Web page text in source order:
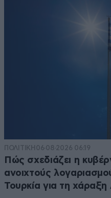
ΠΟΛΙΤΙΚΗ 06·08·2026 06:19
Πώς σχεδιάζει η
ανοιχτούς
Τουρκία για τη